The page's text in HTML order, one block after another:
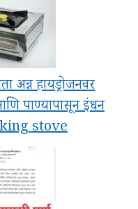
अन्न हायड्रोजनवर
पाण्यापासून इंधन
stove